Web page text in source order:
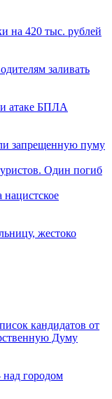
на 420 тыс. рублей
заливать
атаке БПЛА
запрещенную пуму
Один погиб
жестоко
кандидатов от
Думу
городом